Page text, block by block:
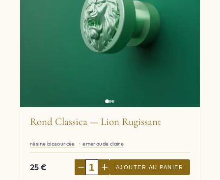
Rond Classica — Lion Rugissant
résine biosourcée emeraude claire
25€ − + AJOUTER AU PANIER